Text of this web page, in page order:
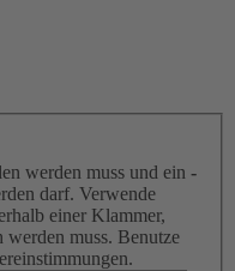
werden muss und ein -
darf. Verwende
einer Klammer,
muss. Benutze